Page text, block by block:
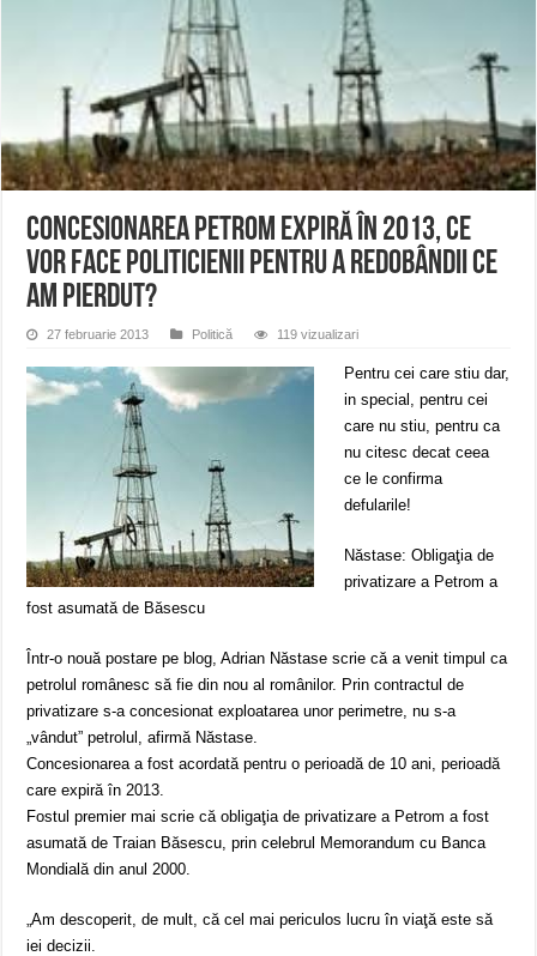
ANUNȚ OPRIRE APĂ în Reșița – avarie – 04.08.2026 – str. Văliugului și
ANUNŢ OPRIRE APĂ în CARANSEBEȘ – 04.08.2026 – avarie – Calea
Concesionarea PETROM expiră în 2013, ce
vor face politicienii pentru a redobândii ce
am pierdut?
27 februarie 2013 Politică 119 vizualizari
Pentru cei care stiu dar,
in special, pentru cei
care nu stiu, pentru ca
nu citesc decat ceea
ce le confirma
defularile!
Năstase: Obligaţia de
privatizare a Petrom a
fost asumată de Băsescu
Într-o nouă postare pe blog, Adrian Năstase scrie că a venit timpul ca
petrolul românesc să fie din nou al românilor. Prin contractul de
privatizare s-a concesionat exploatarea unor perimetre, nu s-a
„vândut” petrolul, afirmă Năstase.
Concesionarea a fost acordată pentru o perioadă de 10 ani, perioadă
care expiră în 2013.
Fostul premier mai scrie că obligaţia de privatizare a Petrom a fost
asumată de Traian Băsescu, prin celebrul Memorandum cu Banca
Mondială din anul 2000.
„Am descoperit, de mult, că cel mai periculos lucru în viaţă este să
iei decizii.